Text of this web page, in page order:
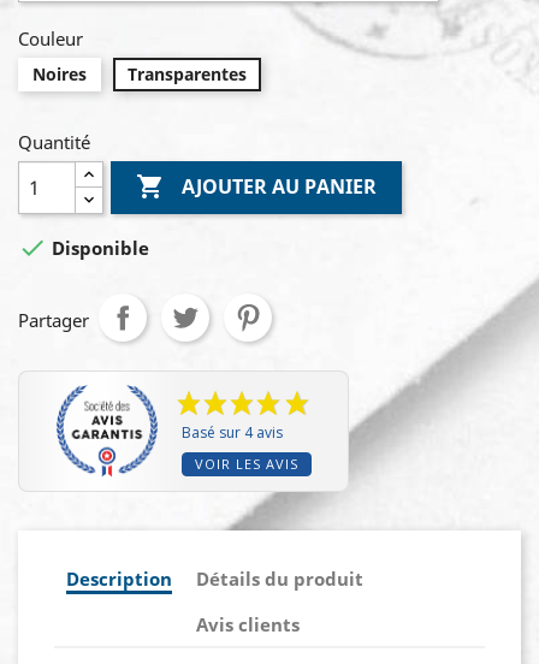
Couleur
Noires Transparentes
Quantité
 AJOUTER AU PANIER
 Disponible
Partager
Basé sur 4 avis
VOIR LES AVIS
Description
Détails du produit
Avis clients